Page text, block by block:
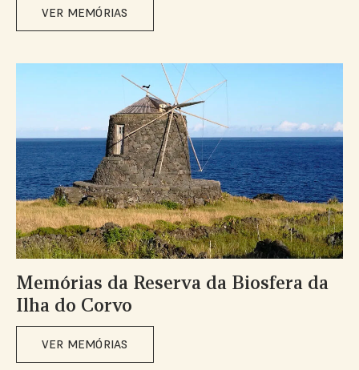
VER MEMÓRIAS
Memórias da Reserva da Biosfera da
Ilha do Corvo
VER MEMÓRIAS